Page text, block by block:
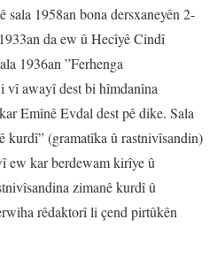
1958an bona dersxaneyên 2-
da ew û Hecîyê Cindî
1936an ”Ferhenga
vî awayî dest bi hîmdanîna
Emînê Evdal dest pê dike. Sala
kurdî” (gramatîka û rastnivîsandin)
ew kar berdewam kirîye û
zimanê kurdî û
rêdaktorî li çend pirtûkên